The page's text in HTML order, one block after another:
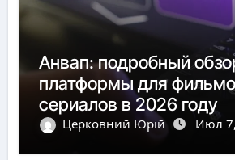
Анвап: подробный
платформы для
сериалов в 2026 году
Церковний Юрій Июл